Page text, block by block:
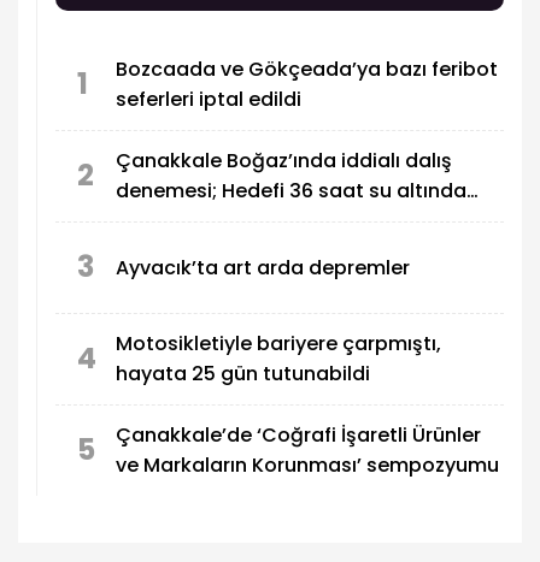
1
Bozcaada ve Gökçeada’ya bazı feribot
seferleri iptal edildi
2
Çanakkale Boğaz’ında iddialı dalış
denemesi; Hedefi 36 saat su altında
3 Ayvacık’ta art arda depremler
4
Motosikletiyle bariyere çarpmıştı,
hayata 25 gün tutunabildi
5
Çanakkale’de ‘Coğrafi İşaretli Ürünler
ve Markaların Korunması’ sempozyumu